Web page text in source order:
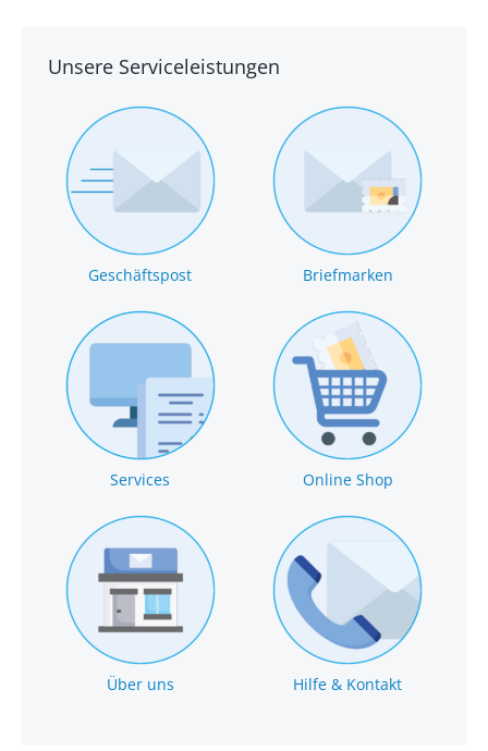
Unsere Serviceleistungen
Geschäftspost Briefmarken
Services Online Shop
Über uns Hilfe & Kontakt